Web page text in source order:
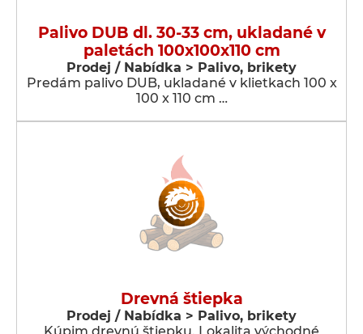
Palivo DUB dl. 30-33 cm, ukladané v
paletách 100x100x110 cm
Prodej / Nabídka > Palivo, brikety
Predám palivo DUB, ukladané v klietkach 100 x
100 x 110 cm …
Drevná štiepka
Prodej / Nabídka > Palivo, brikety